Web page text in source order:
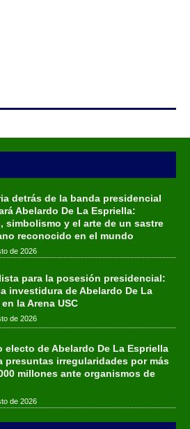
detrás de la banda presidencial
Abelardo De La Espriella:
simbolismo y el arte de un sastre
reconocido en el mundo
de 2026
para la posesión presidencial:
investidura de Abelardo De La
la Arena USC
de 2026
electo de Abelardo De La Espriella
presuntas irregularidades por más
millones ante organismos de
de 2026